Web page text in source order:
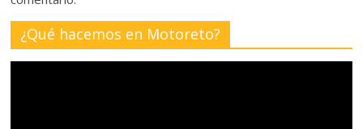
¿Qué hacemos en Motoreto?